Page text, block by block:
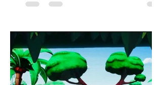
laboral en Chile. En un contexto donde el
experiencias laborales forman parte de la
realidad de miles de trabajadores, Trabajo
de Monos – Reflexiones de la Selva
Corporativa, del autor Mauricio Eduardo
Medina, ha trascendido el ámbito editorial